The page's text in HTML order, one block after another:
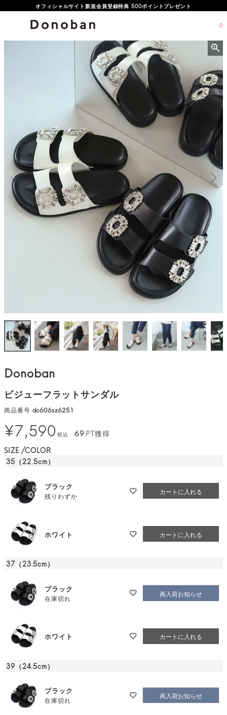
オフィシャルサイト新規会員登録特典 500ポイントプレゼント
0
Donoban
ビジューフラットサンダル
商品番号 dc606sz6251
¥7,590 税込 69PT獲得
SIZE COLOR
35（22.5cm）
ブラック
残りわずか カートに入れる
ホワイト カートに入れる
37（23.5cm）
ブラック
在庫切れ 再入荷お知らせ
ホワイト カートに入れる
39（24.5cm）
ブラック
在庫切れ 再入荷お知らせ